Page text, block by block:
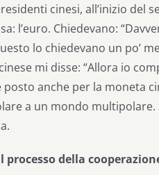
cinesi, all’inizio del
l’euro. Chiedevano:
lo chiedevano un po’
mi disse: “Allora io
posto anche per la moneta
a un mondo multipolare.
processo della